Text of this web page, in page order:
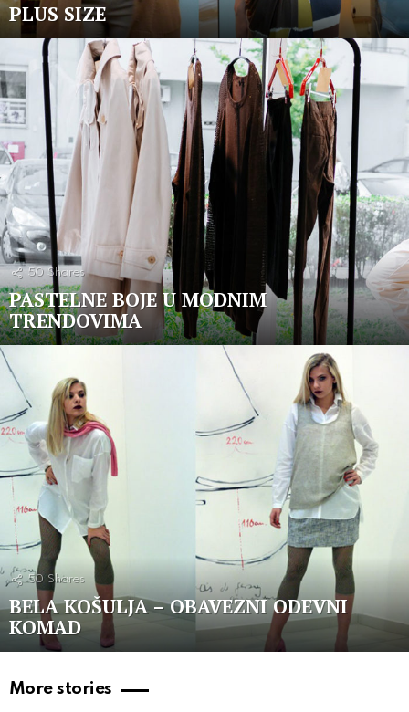
PLUS SIZE
50 Shares
PASTELNE BOJE U MODNIM
TRENDOVIMA
50 Shares
BELA KOŠULJA – OBAVEZNI ODEVNI
KOMAD
More stories